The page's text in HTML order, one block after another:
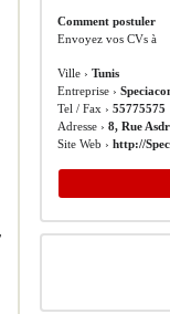
Comment postuler
Envoyez vos CVs à
Ville ›Tunis
Entreprise ›
Tel / Fax ›55775575
Adresse ›8, Rue
Site Web ›http://